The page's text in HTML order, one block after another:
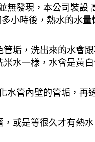
無發現，本公司裝設
小時後，熱水的水
垢，洗出來的水會
水一樣，水會是黃
水管內壁的管垢，再
或是等很久才有熱